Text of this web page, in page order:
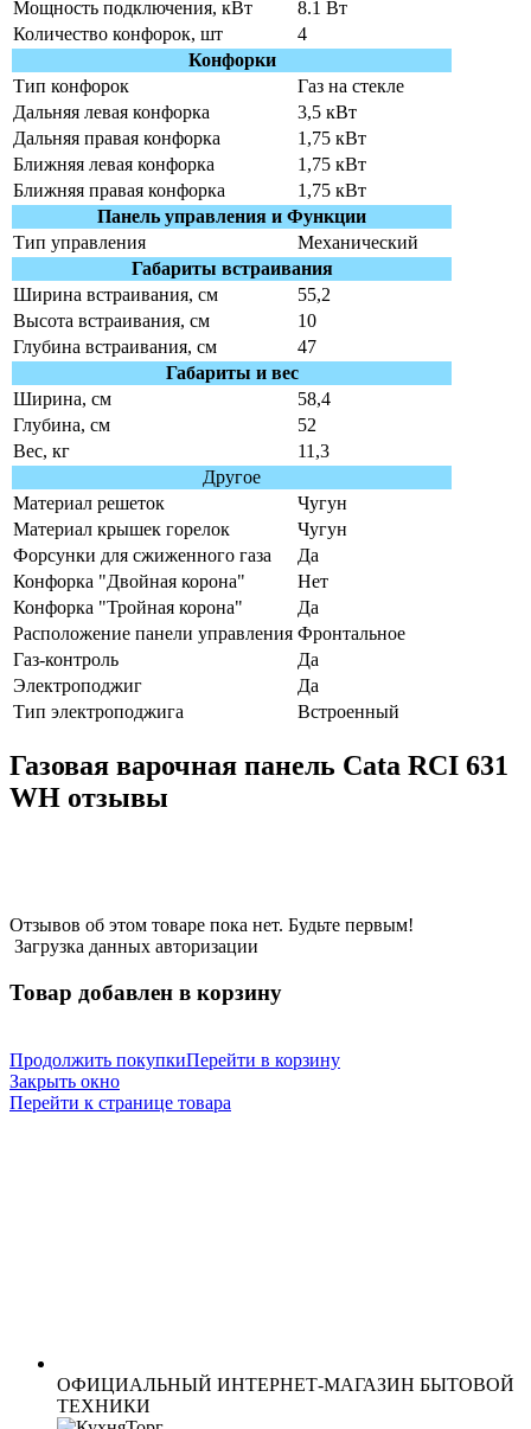
Мощность подключения, кВт
8.1 Вт
Количество конфорок, шт
4
Конфорки
Тип конфорок
Газ на стекле
Дальняя левая конфорка
3,5 кВт
Дальняя правая конфорка
1,75 кВт
Ближняя левая конфорка
1,75 кВт
Ближняя правая конфорка
1,75 кВт
Панель управления и Функции
Тип управления
Механический
Габариты встраивания
Ширина встраивания, см
55,2
Высота встраивания, см
10
Глубина встраивания, см
47
Габариты и вес
Ширина, см
58,4
Глубина, см
52
Вес, кг
11,3
Другое
Материал решеток
Чугун
Материал крышек горелок
Чугун
Форсунки для сжиженного газа
Да
Конфорка "Двойная корона"
Нет
Конфорка "Тройная корона"
Да
Расположение панели управления Фронтальное
Газ-контроль
Да
Электроподжиг
Да
Тип электроподжига
Встроенный
Газовая варочная панель Cata RCI 631
WH отзывы
Отзывов об этом товаре пока нет. Будьте первым!
Загрузка данных авторизации
Товар добавлен в корзину
Продолжить покупкиПерейти в корзину
Закрыть окно
Перейти к странице товара
ОФИЦИАЛЬНЫЙ ИНТЕРНЕТ-МАГАЗИН БЫТОВОЙ
ТЕХНИКИ